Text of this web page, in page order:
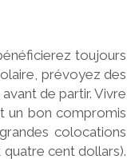
toujours
prévoyez des
de partir. Vivre
un bon compromis
colocations
cent dollars).